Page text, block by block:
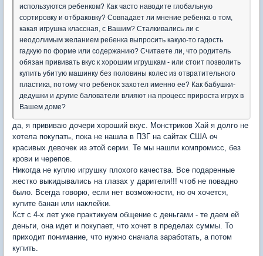
используются ребенком? Как часто наводите глобальную
сортировку и отбраковку? Совпадает ли мнение ребенка о том,
какая игрушка классная, с Вашим? Сталкивались ли с
неодолимым желанием ребенка выпросить какую-то гадость
гадкую по форме или содержанию? Считаете ли, что родитель
обязан прививать вкус к хорошим игрушкам - или стоит позволить
купить убитую машинку без половины колес из отвратительного
пластика, потому что ребенок захотел именно ее? Как бабушки-
дедушки и другие балователи влияют на процесс прироста игрух в
Вашем доме?
да, я прививаю дочери хороший вкус. Монстриков Хай я долго не
хотела покупать, пока не нашла в ПЗГ на сайтах США оч
красивых девочек из этой серии. Те мы нашли компромисс, без
крови и черепов.
Никогда не куплю игрушку плохого качества. Все подаренные
жестко выкидывались на глазах у дарителя!!! чтоб не повадно
было. Всегда говорю, если нет возможности, но оч хочется,
купите банан или наклейки.
Кст с 4-х лет уже практикуем общение с деньгами - те даем ей
деньги, она идет и покупает, что хочет в пределах суммы. То
приходит понимание, что нужно сначала заработать, а потом
купить.